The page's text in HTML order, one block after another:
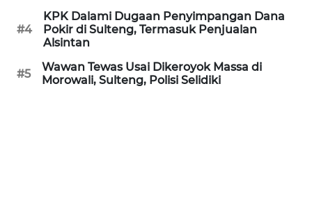
#4
KPK Dalami Dugaan Penyimpangan Dana
Pokir di Sulteng, Termasuk Penjualan
Alsintan
#5
Wawan Tewas Usai Dikeroyok Massa di
Morowali, Sulteng, Polisi Selidiki
WN
BENGKULU
WN
LAMPUNG